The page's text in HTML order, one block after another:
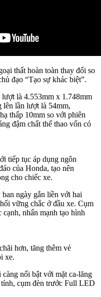
thất hoàn toàn thay đổi so
đạo “Tạo sự khác biệt”.
là 4.553mm x 1.748mm
lên lần lượt là 54mm,
thấp 10mm so với phiên
đậm chất thể thao vốn có
tiếp tục áp dụng ngôn
của Honda, tạo nên
cho chiếc xe.
ngày gắn liền với hai
vững chắc ở đầu xe. Cụm
nhấn mạnh tạo hình
hơn, tăng thêm vẻ
xe.
nổi bật với mặt ca-lăng
cụm đèn trước Full LED